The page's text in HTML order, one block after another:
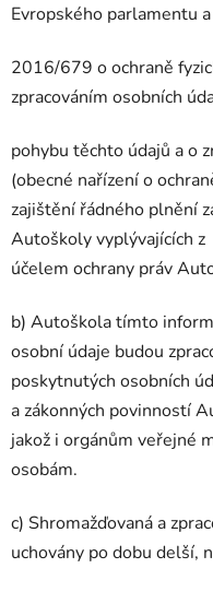
Evropského parlamentu a
2016/679 o ochraně
zpracováním osobních
pohybu těchto údajů a o
(obecné nařízení o
zajištění řádného plnění
Autoškoly vyplývajících z
účelem ochrany práv
b) Autoškola tímto
osobní údaje budou
poskytnutých osobních
a zákonných povinností
jakož i orgánům veřejné
osobám.
c) Shromažďovaná a
uchovány po dobu delší,